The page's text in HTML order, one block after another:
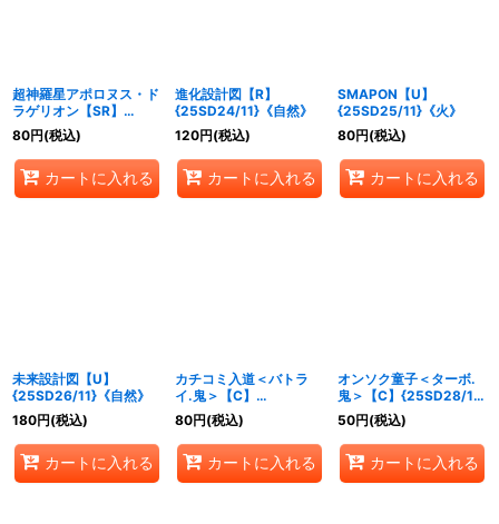
超神羅星アポロヌス・ド
ラゲリオン【SR】
{25SD23/11}《火》
80円(税込)
カートに入れる
進化設計図【R】
{25SD24/11}《自然》
120円(税込)
カートに入れる
SMAPON【U】
{25SD25/11}《火》
80円(税込)
カートに入れる
未来設計図【U】
{25SD26/11}《自然》
180円(税込)
カートに入れる
カチコミ入道＜バトラ
イ.鬼＞【C】
{25SD27/11}《火》
80円(税込)
カートに入れる
オンソク童子＜ターボ.
鬼＞【C】{25SD28/11}
《火》
50円(税込)
カートに入れる